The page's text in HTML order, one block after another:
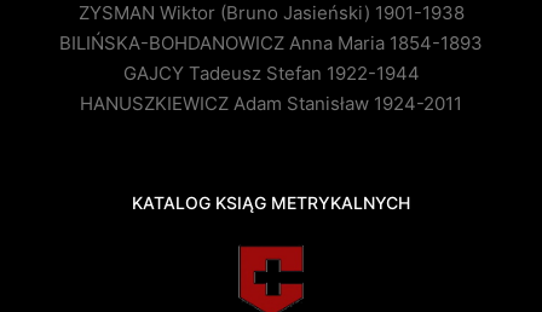
ZYSMAN Wiktor (Bruno Jasieński) 1901-1938
BILIŃSKA-BOHDANOWICZ Anna Maria 1854-1893
GAJCY Tadeusz Stefan 1922-1944
HANUSZKIEWICZ Adam Stanisław 1924-2011
KATALOG KSIĄG METRYKALNYCH